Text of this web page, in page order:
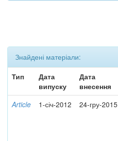
Знайдені матеріали:
Тип
Дата
випуску
Дата
внесення
Article 1-січ-2012 24-гру-2015